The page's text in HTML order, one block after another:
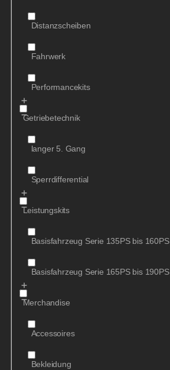
Distanzscheiben
Fahrwerk
Performancekits
Getriebetechnik
langer 5. Gang
Sperrdifferential
Leistungskits
Basisfahrzeug Serie 135PS bis 160PS
Basisfahrzeug Serie 165PS bis 190PS
Merchandise
Accessoires
Bekleidung